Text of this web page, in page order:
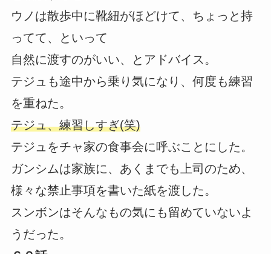
ウノは散歩中に靴紐がほどけて、ちょっと持
ってて、といって
自然に渡すのがいい、とアドバイス。
テジュも途中から乗り気になり、何度も練習
を重ねた。
テジュ、練習しすぎ(笑)
テジュをチャ家の食事会に呼ぶことにした。
ガンシムは家族に、あくまでも上司のため、
様々な禁止事項を書いた紙を渡した。
スンボンはそんなもの気にも留めていないよ
うだった。